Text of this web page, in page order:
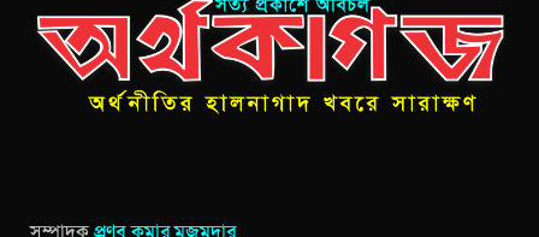
সম্পাদকপ্রণব কুমার মজুমদার